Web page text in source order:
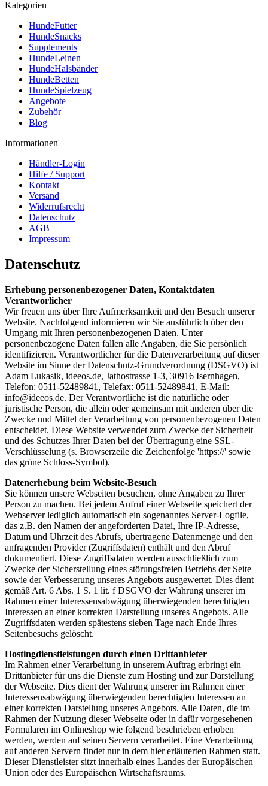
Kategorien
HundeFutter
HundeSnacks
Supplements
HundeLeinen
HundeHalsbänder
HundeBetten
HundeSpielzeug
Angebote
Zubehör
Blog
Informationen
Händler-Login
Hilfe / Support
Kontakt
Versand
Widerrufsrecht
Datenschutz
AGB
Impressum
Datenschutz
Erhebung personenbezogener Daten, Kontaktdaten
Verantworlicher
Wir freuen uns über Ihre Aufmerksamkeit und den Besuch unserer
Website. Nachfolgend informieren wir Sie ausführlich über den
Umgang mit Ihren personenbezogenen Daten. Unter
personenbezogene Daten fallen alle Angaben, die Sie persönlich
identifizieren. Verantwortlicher für die Datenverarbeitung auf dieser
Website im Sinne der Datenschutz-Grundverordnung (DSGVO) ist
Adam Lukasik, ideeos.de, Jathostrasse 1-3, 30916 Isernhagen,
Telefon: 0511-52489841, Telefax: 0511-52489841, E-Mail:
info@ideeos.de. Der Verantwortliche ist die natürliche oder
juristische Person, die allein oder gemeinsam mit anderen über die
Zwecke und Mittel der Verarbeitung von personenbezogenen Daten
entscheidet. Diese Website verwendet zum Zwecke der Sicherheit
und des Schutzes Ihrer Daten bei der Übertragung eine SSL-
Verschlüsselung (s. Browserzeile die Zeichenfolge 'https://' sowie
das grüne Schloss-Symbol).
Datenerhebung beim Website-Besuch
Sie können unsere Webseiten besuchen, ohne Angaben zu Ihrer
Person zu machen. Bei jedem Aufruf einer Webseite speichert der
Webserver lediglich automatisch ein sogenanntes Server-Logfile,
das z.B. den Namen der angeforderten Datei, Ihre IP-Adresse,
Datum und Uhrzeit des Abrufs, übertragene Datenmenge und den
anfragenden Provider (Zugriffsdaten) enthält und den Abruf
dokumentiert. Diese Zugriffsdaten werden ausschließlich zum
Zwecke der Sicherstellung eines störungsfreien Betriebs der Seite
sowie der Verbesserung unseres Angebots ausgewertet. Dies dient
gemäß Art. 6 Abs. 1 S. 1 lit. f DSGVO der Wahrung unserer im
Rahmen einer Interessensabwägung überwiegenden berechtigten
Interessen an einer korrekten Darstellung unseres Angebots. Alle
Zugriffsdaten werden spätestens sieben Tage nach Ende Ihres
Seitenbesuchs gelöscht.
Hostingdienstleistungen durch einen Drittanbieter
Im Rahmen einer Verarbeitung in unserem Auftrag erbringt ein
Drittanbieter für uns die Dienste zum Hosting und zur Darstellung
der Webseite. Dies dient der Wahrung unserer im Rahmen einer
Interessensabwägung überwiegenden berechtigten Interessen an
einer korrekten Darstellung unseres Angebots. Alle Daten, die im
Rahmen der Nutzung dieser Webseite oder in dafür vorgesehenen
Formularen im Onlineshop wie folgend beschrieben erhoben
werden, werden auf seinen Servern verarbeitet. Eine Verarbeitung
auf anderen Servern findet nur in dem hier erläuterten Rahmen statt.
Dieser Dienstleister sitzt innerhalb eines Landes der Europäischen
Union oder des Europäischen Wirtschaftsraums.